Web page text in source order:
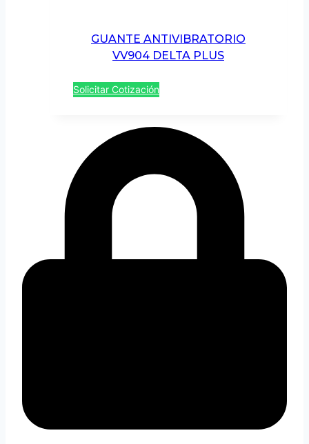
GUANTE ANTIVIBRATORIO
VV904 DELTA PLUS
Solicitar Cotización